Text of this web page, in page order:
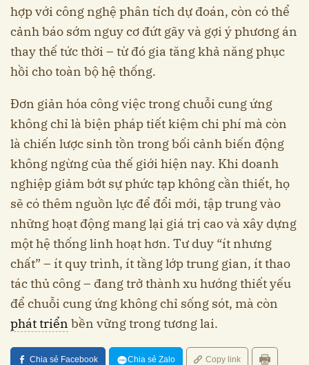
hợp với công nghệ phân tích dự đoán, còn có thể
cảnh báo sớm nguy cơ đứt gãy và gợi ý phương án
thay thế tức thời – từ đó gia tăng khả năng phục
hồi cho toàn bộ hệ thống.
Đơn giản hóa công việc trong chuỗi cung ứng
không chỉ là biện pháp tiết kiệm chi phí mà còn
là chiến lược sinh tồn trong bối cảnh biến động
không ngừng của thế giới hiện nay. Khi doanh
nghiệp giảm bớt sự phức tạp không cần thiết, họ
sẽ có thêm nguồn lực để đổi mới, tập trung vào
những hoạt động mang lại giá trị cao và xây dựng
một hệ thống linh hoạt hơn. Tư duy “ít nhưng
chất” – ít quy trình, ít tầng lớp trung gian, ít thao
tác thủ công – đang trở thành xu hướng thiết yếu
để chuỗi cung ứng không chỉ sống sót, mà còn
phát triển bền vững trong tương lai.
Chia sẻ Facebook Chia sẻ Zalo Copy link